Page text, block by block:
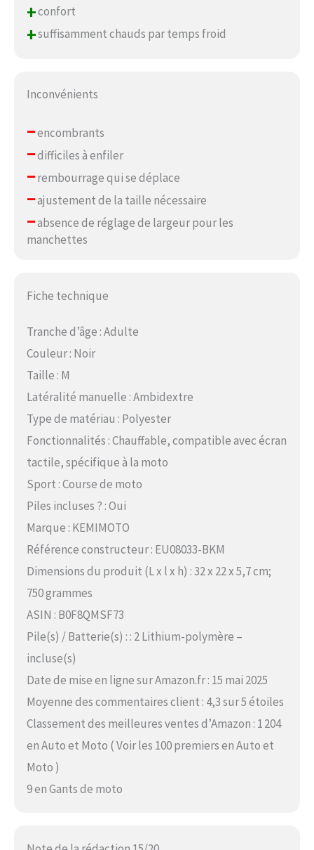
+confort
+suffisamment chauds par temps froid
Inconvénients
–encombrants
–difficiles à enfiler
–rembourrage qui se déplace
–ajustement de la taille nécessaire
–absence de réglage de largeur pour les
manchettes
Fiche technique
Tranche d’âge : Adulte
Couleur : Noir
Taille : M
Latéralité manuelle : Ambidextre
Type de matériau : Polyester
Fonctionnalités : Chauffable, compatible avec écran
tactile, spécifique à la moto
Sport : Course de moto
Piles incluses ? : Oui
Marque : KEMIMOTO
Référence constructeur : EU08033-BKM
Dimensions du produit (L x l x h) : 32 x 22 x 5,7 cm;
750 grammes
ASIN : B0F8QMSF73
Pile(s) / Batterie(s) : : 2 Lithium-polymère –
incluse(s)
Date de mise en ligne sur Amazon.fr : 15 mai 2025
Moyenne des commentaires client : 4,3 sur 5 étoiles
Classement des meilleures ventes d’Amazon : 1 204
en Auto et Moto ( Voir les 100 premiers en Auto et
Moto )
9 en Gants de moto